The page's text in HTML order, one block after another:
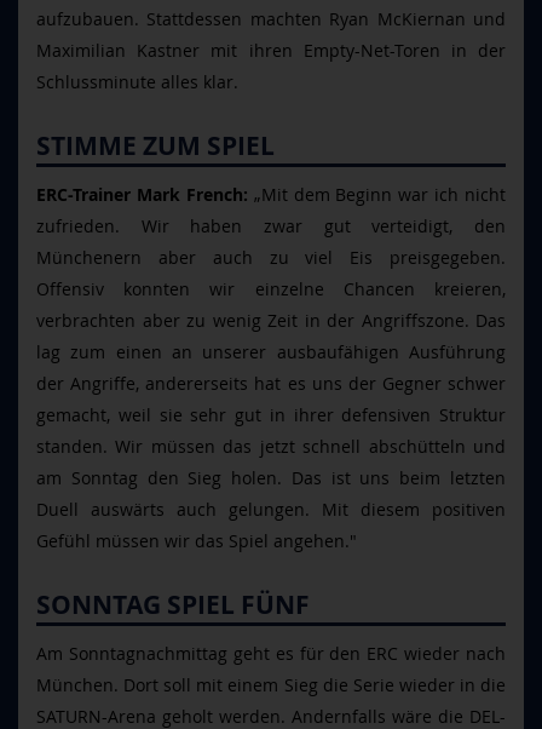
aufzubauen. Stattdessen machten Ryan McKiernan und
Maximilian Kastner mit ihren Empty-Net-Toren in der
Schlussminute alles klar.
STIMME ZUM SPIEL
ERC-Trainer Mark French: „Mit dem Beginn war ich nicht
zufrieden. Wir haben zwar gut verteidigt, den
Münchenern aber auch zu viel Eis preisgegeben.
Offensiv konnten wir einzelne Chancen kreieren,
verbrachten aber zu wenig Zeit in der Angriffszone. Das
lag zum einen an unserer ausbaufähigen Ausführung
der Angriffe, andererseits hat es uns der Gegner schwer
gemacht, weil sie sehr gut in ihrer defensiven Struktur
standen. Wir müssen das jetzt schnell abschütteln und
am Sonntag den Sieg holen. Das ist uns beim letzten
Duell auswärts auch gelungen. Mit diesem positiven
Gefühl müssen wir das Spiel angehen."
SONNTAG SPIEL FÜNF
Am Sonntagnachmittag geht es für den ERC wieder nach
München. Dort soll mit einem Sieg die Serie wieder in die
SATURN-Arena geholt werden. Andernfalls wäre die DEL-